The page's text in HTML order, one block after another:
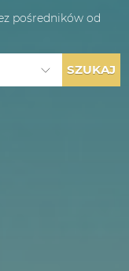
pośredników od
SZUKAJ